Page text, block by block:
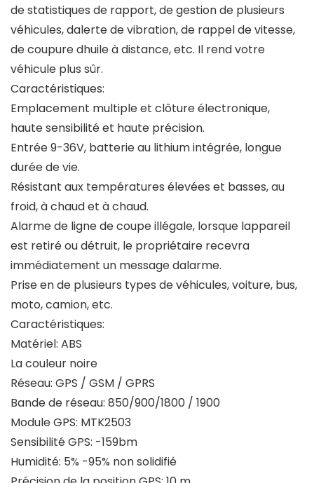
de statistiques de rapport, de gestion de plusieurs
véhicules, dalerte de vibration, de rappel de vitesse,
de coupure dhuile à distance, etc. Il rend votre
véhicule plus sûr.
Caractéristiques:
Emplacement multiple et clôture électronique,
haute sensibilité et haute précision.
Entrée 9-36V, batterie au lithium intégrée, longue
durée de vie.
Résistant aux températures élevées et basses, au
froid, à chaud et à chaud.
Alarme de ligne de coupe illégale, lorsque lappareil
est retiré ou détruit, le propriétaire recevra
immédiatement un message dalarme.
Prise en de plusieurs types de véhicules, voiture, bus,
moto, camion, etc.
Caractéristiques:
Matériel: ABS
La couleur noire
Réseau: GPS / GSM / GPRS
Bande de réseau: 850/900/1800 / 1900
Module GPS: MTK2503
Sensibilité GPS: -159bm
Humidité: 5% -95% non solidifié